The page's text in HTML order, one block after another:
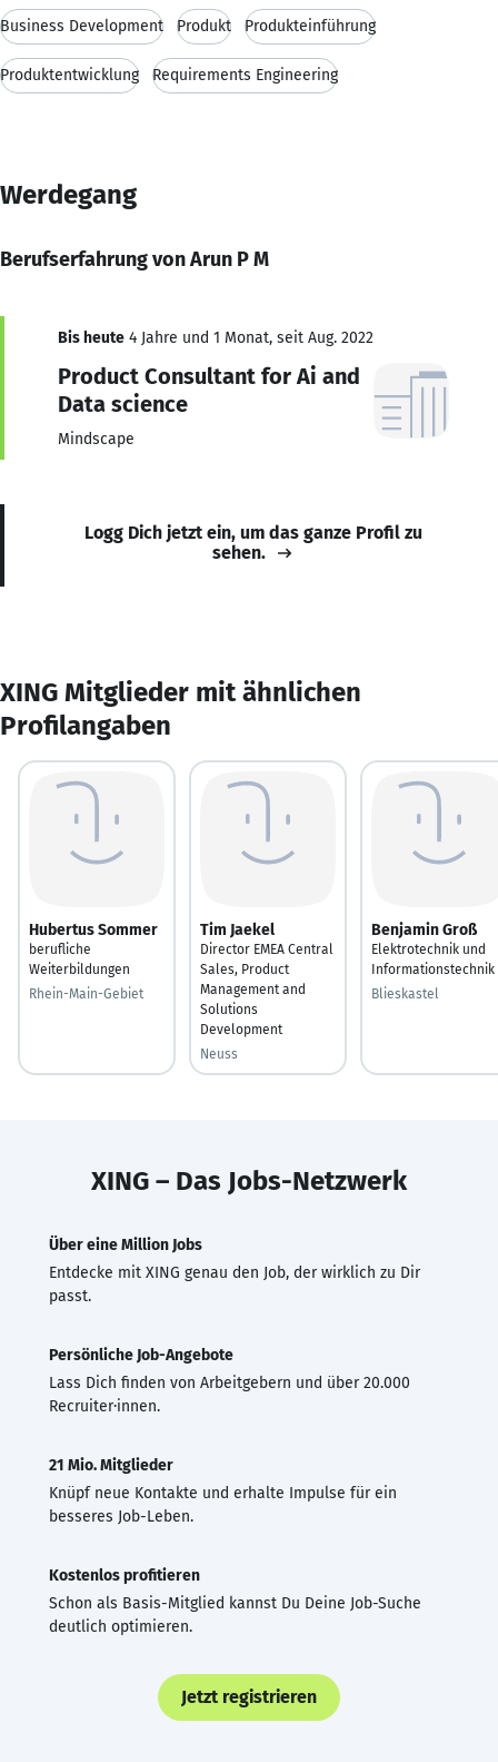
Business Development Produkt Produkteinführung
Produktentwicklung Requirements Engineering
Werdegang
Berufserfahrung von Arun P M
Bis heute 4 Jahre und 1 Monat, seit Aug. 2022
Product Consultant for Ai and
Data science
Mindscape
Logg Dich jetzt ein, um das ganze Profil zu
sehen.
XING Mitglieder mit ähnlichen
Profilangaben
Hubertus Sommer
berufliche
Weiterbildungen
Rhein-Main-Gebiet
Tim Jaekel
Director EMEA Central
Sales, Product
Management and
Solutions
Development
Neuss
Benjamin Groß
Elektrotechnik und
Informationstechnik
Blieskastel
XING – Das Jobs-Netzwerk
Über eine Million Jobs
Entdecke mit XING genau den Job, der wirklich zu Dir
passt.
Persönliche Job-Angebote
Lass Dich finden von Arbeitgebern und über 20.000
Recruiter·innen.
21 Mio. Mitglieder
Knüpf neue Kontakte und erhalte Impulse für ein
besseres Job-Leben.
Kostenlos profitieren
Schon als Basis-Mitglied kannst Du Deine Job-Suche
deutlich optimieren.
Jetzt registrieren